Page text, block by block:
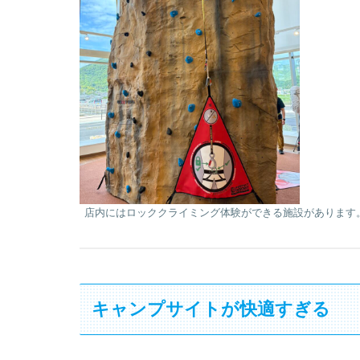
店内にはロッククライミング体験ができる施設があります
キャンプサイトが快適すぎる